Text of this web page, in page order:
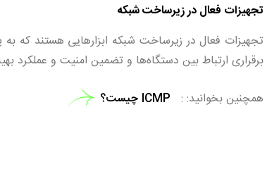
تجهیزات فعال در زیرساخت شبکه
تجهیزات فعال در زیرساخت شبکه ابزارهایی هستند که
برقراری ارتباط بین دستگاه‌ها و تضمین امنیت و عملکرد
همچنین بخوانید:
ICMP چیست؟